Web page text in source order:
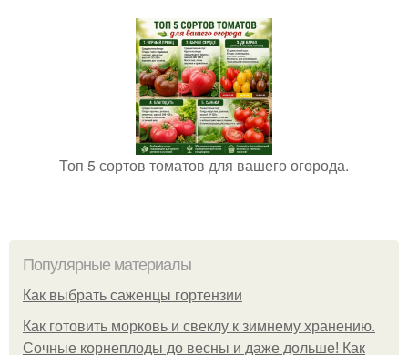
Топ 5 сортов томатов для вашего огорода.
Популярные материалы
Как выбрать саженцы гортензии
Как готовить морковь и свеклу к зимнему хранению.
Сочные корнеплоды до весны и даже дольше! Как